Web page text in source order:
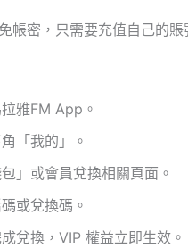
帳密，只需要充值自己的
雅FM App。
「我的」。
」或會員兌換相關頁面。
或兌換碼。
兌換，VIP 權益立即生效。